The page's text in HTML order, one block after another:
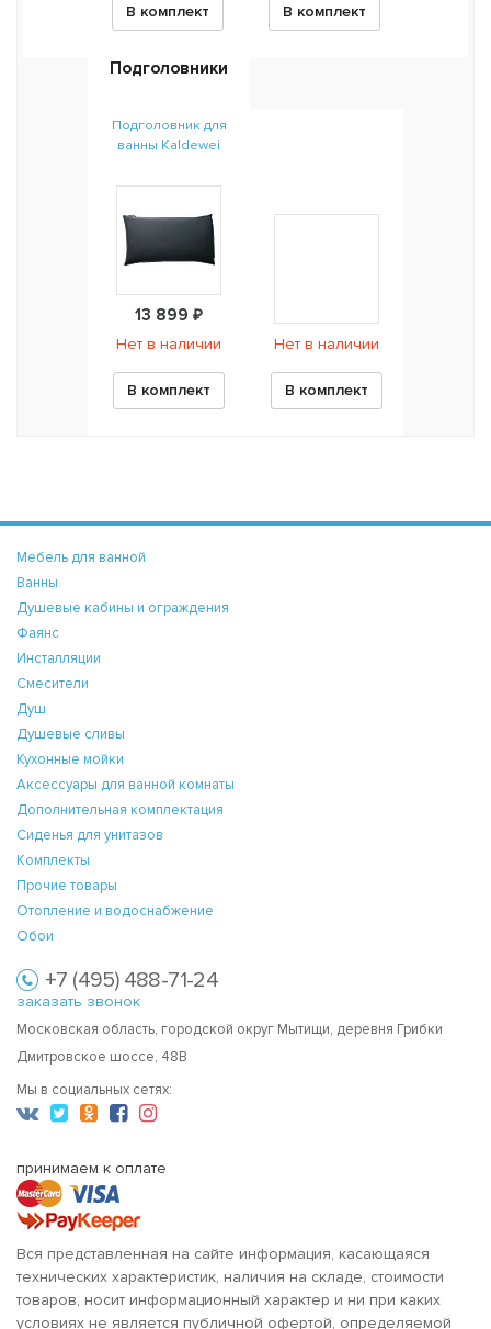
В комплект В комплект
Подголовники
Подголовник для
ванны Kaldewei
13 899 ₽
Нет в наличии
В комплект
Нет в наличии
В комплект
Мебель для ванной
Ванны
Душевые кабины и ограждения
Фаянс
Инсталляции
Смесители
Душ
Душевые сливы
Кухонные мойки
Аксессуары для ванной комнаты
Дополнительная комплектация
Сиденья для унитазов
Комплекты
Прочие товары
Отопление и водоснабжение
Обои
+7 (495) 488-71-24
заказать звонок
Московская область, городской округ Мытищи, деревня Грибки
Дмитровское шоссе, 48В
Мы в социальных сетях:
принимаем к оплате
Вся представленная на сайте информация, касающаяся
технических характеристик, наличия на складе, стоимости
товаров, носит информационный характер и ни при каких
условиях не является публичной офертой, определяемой